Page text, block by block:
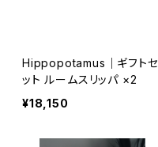
Hippopotamus｜ギフトセ
ット ルームスリッパ ×2
¥18,150